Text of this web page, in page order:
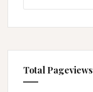
a
r
h
o
r
Total Pageviews